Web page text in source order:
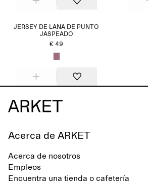
JERSEY DE LANA DE PUNTO
JASPEADO
€ 49
Acerca de ARKET
Acerca de nosotros
Empleos
Encuentra una tienda o cafetería